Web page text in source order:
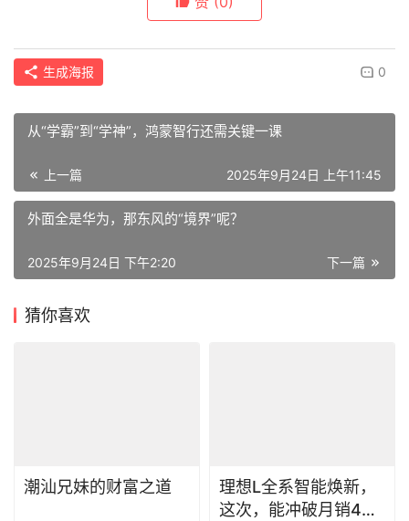
生成海报 0
从“学霸”到“学神”，鸿蒙智行还需关键一课
上一篇 2025年9月24日 上午11:45
外面全是华为，那东风的“境界”呢？
下一篇
2025年9月24日 下午2:20
猜你喜欢
潮汕兄妹的财富之道
理想L全系智能焕新，
这次，能冲破月销4万